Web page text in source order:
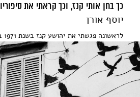
כך בחן אותי קנז, וכך קראתי את סיפוריו
יוסף אורן
לראשונה פגשתי את יהושע קנז בשנת 1971 במערכת עיתון "הארץ", שהיה...